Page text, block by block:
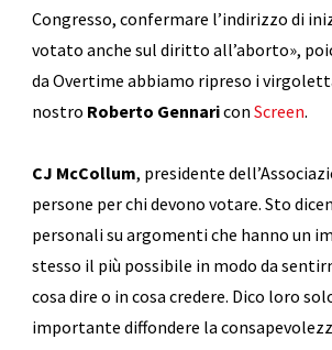
Congresso, confermare l’indirizzo di
votato anche sul diritto all’aborto»,
da Overtime abbiamo ripreso i
nostro Roberto Gennaricon Screen.
CJ McCollum, presidente
persone per chi devono votare. Sto
personali su argomenti che hanno un
stesso il più possibile in modo da
cosa dire o in cosa credere. Dico loro
importante diffondere la